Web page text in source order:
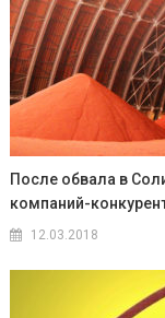
После обвала в
компаний-
12.03.2018